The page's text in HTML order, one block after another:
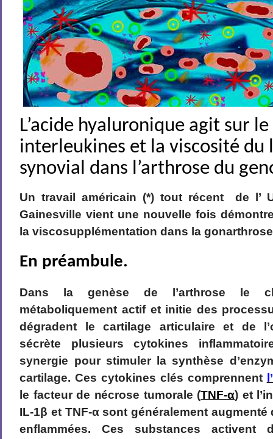
L’acide hyaluronique agit sur le
interleukines et la viscosité du
synovial dans l’arthrose du
Un travail américain (*) tout récent de l’
Gainesville vient une nouvelle fois
la viscosupplémentation dans la
En préambule.
Dans la genèse de l’arthrose le
métaboliquement actif et initie des
dégradent le cartilage articulaire et de
sécrète plusieurs cytokines
synergie pour stimuler la synthèse
cartilage. Ces cytokines clés comprennent
le facteur de nécrose tumorale (TNF-α) et
IL-1β et TNF-α sont généralement
enflammées. Ces substances activent